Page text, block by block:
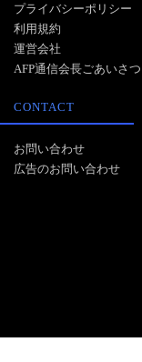
プライバシーポリシー
利用規約
運営会社
AFP通信会長ごあいさつ
CONTACT
お問い合わせ
広告のお問い合わせ